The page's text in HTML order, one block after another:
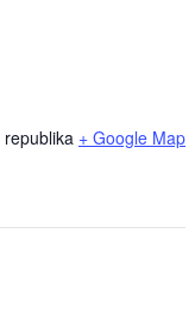
+ Google Map